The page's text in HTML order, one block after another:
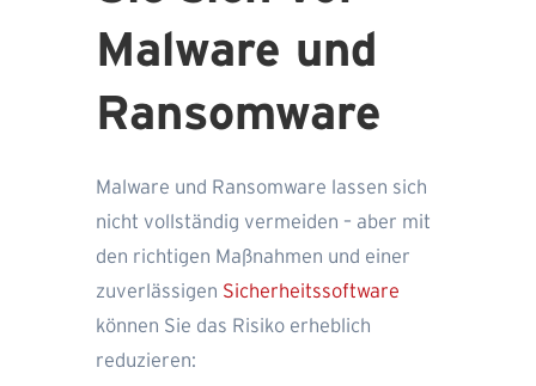
Malware und
Ransomware
Malware und Ransomware lassen sich
nicht vollständig vermeiden – aber mit
den richtigen Maßnahmen und einer
zuverlässigen Sicherheitssoftware
können Sie das Risiko erheblich
reduzieren: